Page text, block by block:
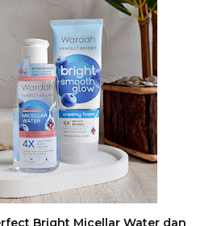
Bright Micellar Water dan